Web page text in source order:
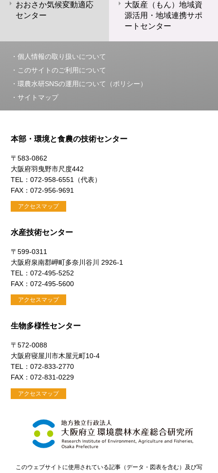
おおさか気候変動適応
センター
大阪産（もん）地域資
源活用・地域連携サポ
ートセンター
個人情報の取り扱いについて
このサイトのご利用について
環農水研SNSの運用について（ポリシー）
サイトマップ
本部・環境と食農の技術センター
〒583-0862
大阪府羽曳野市尺度442
TEL：072-958-6551（代表）
FAX：072-956-9691
アクセスマップ
水産技術センター
〒599-0311
大阪府泉南郡岬町多奈川谷川 2926-1
TEL：072-495-5252
FAX：072-495-5600
アクセスマップ
生物多様性センター
〒572-0088
大阪府寝屋川市木屋元町10-4
TEL：072-833-2770
FAX：072-831-0229
アクセスマップ
このウェブサイトに使用されている記事（データ・図表を含む）及び写